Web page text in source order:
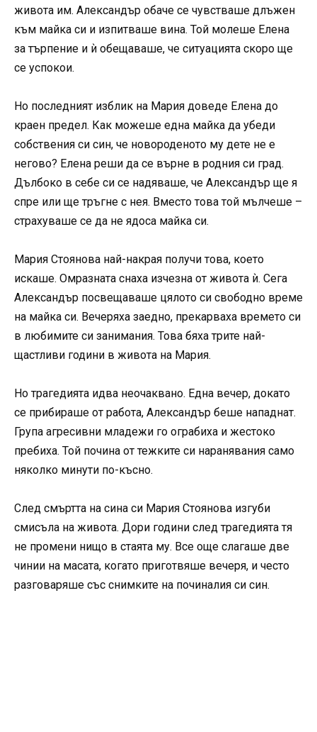
живота им. Александър обаче се чувстваше длъжен
към майка си и изпитваше вина. Той молеше Елена
за търпение и ѝ обещаваше, че ситуацията скоро ще
се успокои.
Но последният изблик на Мария доведе Елена до
краен предел. Как можеше една майка да убеди
собствения си син, че новороденото му дете не е
негово? Елена реши да се върне в родния си град.
Дълбоко в себе си се надяваше, че Александър ще я
спре или ще тръгне с нея. Вместо това той мълчеше –
страхуваше се да не ядоса майка си.
Мария Стоянова най-накрая получи това, което
искаше. Омразната снаха изчезна от живота ѝ. Сега
Александър посвещаваше цялото си свободно време
на майка си. Вечеряха заедно, прекарваха времето си
в любимите си занимания. Това бяха трите най-
щастливи години в живота на Мария.
Но трагедията идва неочаквано. Една вечер, докато
се прибираше от работа, Александър беше нападнат.
Група агресивни младежи го ограбиха и жестоко
пребиха. Той почина от тежките си наранявания само
няколко минути по-късно.
След смъртта на сина си Мария Стоянова изгуби
смисъла на живота. Дори години след трагедията тя
не промени нищо в стаята му. Все още слагаше две
чинии на масата, когато приготвяше вечеря, и често
разговаряше със снимките на починалия си син.